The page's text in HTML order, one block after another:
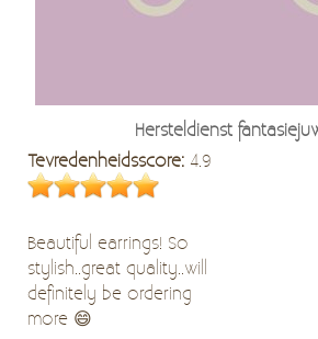
Hersteldienst
Tevredenheidsscore: 4.9
Beautiful earrings! So
stylish..great quality..will
definitely be ordering
more 😄